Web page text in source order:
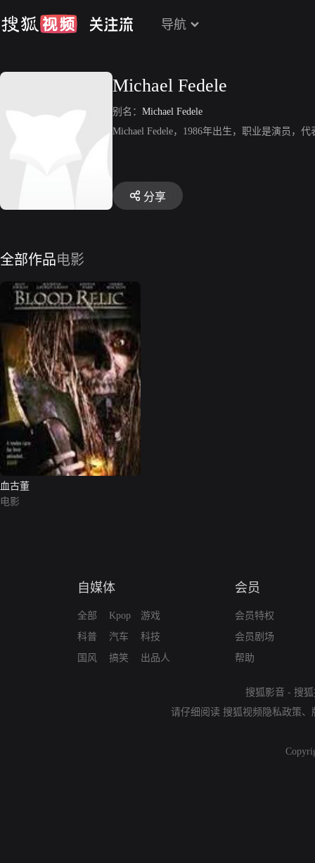
导航
Michael Fedele
别名： Michael Fedele
Michael Fedele，1986年出生，职业是演员，
分享
全部作品电影
血古董
电影
自媒体
全部
科普
国风
Kpop
汽车
搞笑
游戏
科技
出品人
会员
会员特权
会员剧场
帮助
搜狐影音 - 搜
请仔细阅读 搜狐视频隐私政策、